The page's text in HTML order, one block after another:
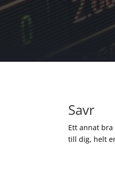
Savr
Ett annat
till dig, helt